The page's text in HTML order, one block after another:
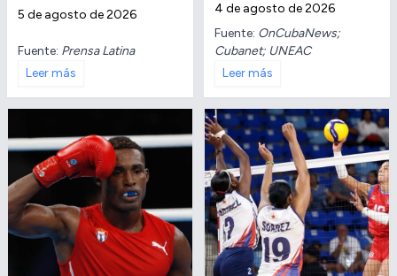
5 de agosto de 2026
Fuente: Prensa Latina
Leer más
4 de agosto de 2026
Fuente: OnCubaNews;
Cubanet; UNEAC
Leer más